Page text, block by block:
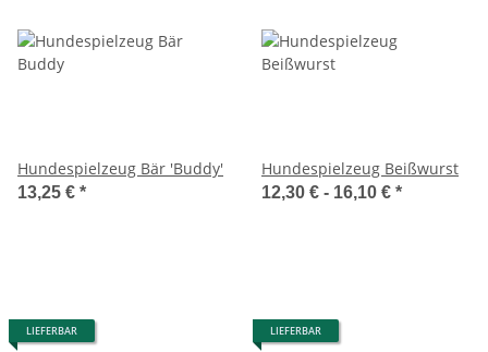
Hundespielzeug Bär 'Buddy'
13,25 € *
Hundespielzeug Beißwurst
12,30 € - 16,10 € *
LIEFERBAR LIEFERBAR